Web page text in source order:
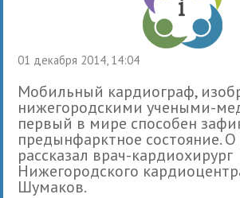
01 декабря 2014, 14:04
Мобильный кар­дио­граф,
ниже­го­род­скими уче­ными-
пер­вый в мире спо­со­бен
предын­фаркт­ное состо­я­ние. О
рас­ска­зал врач-кар­дио­хи­рург
Нижегородского
Шумаков.